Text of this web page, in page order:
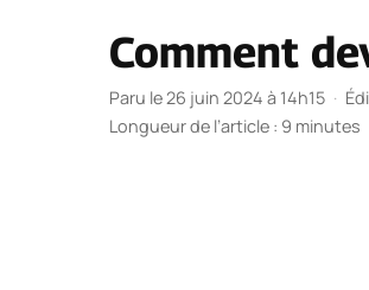
Comment
Paru le 26 juin 2024 à 14h15 ·
Longueur de l’article : 9 minutes